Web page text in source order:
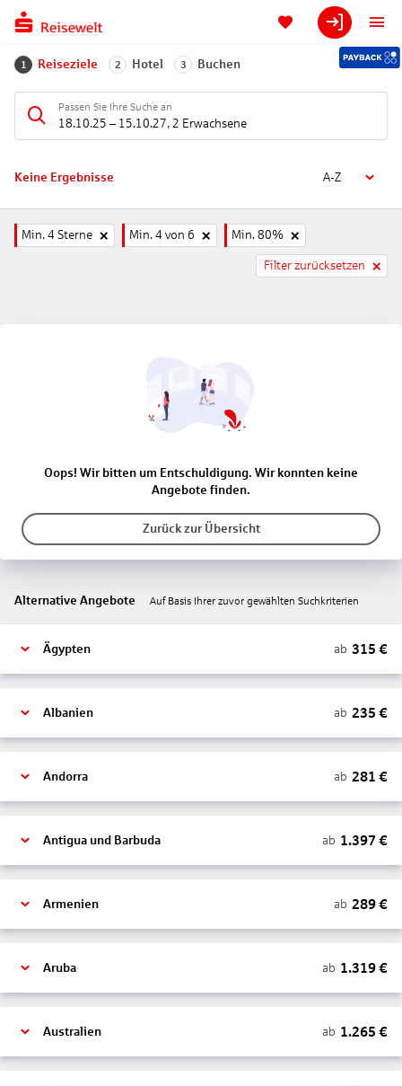
1 Reiseziele 2 Hotel 3 Buchen
Passen Sie Ihre Suche an
18.10.25 – 15.10.27, 2 Erwachsene
Keine Ergebnisse A-Z
Min. 4 Sterne Min. 4 von 6 Min. 80%
Filter zurücksetzen
Oops! Wir bitten um Entschuldigung. Wir konnten keine
Angebote finden.
Zurück zur Übersicht
Alternative Angebote Auf Basis Ihrer zuvor gewählten Suchkriterien
Ägypten ab 315 €
Albanien ab 235 €
Andorra ab 281 €
Antigua und Barbuda ab 1.397 €
Armenien ab 289€
Aruba ab 1.319€
Australien ab 1.265 €